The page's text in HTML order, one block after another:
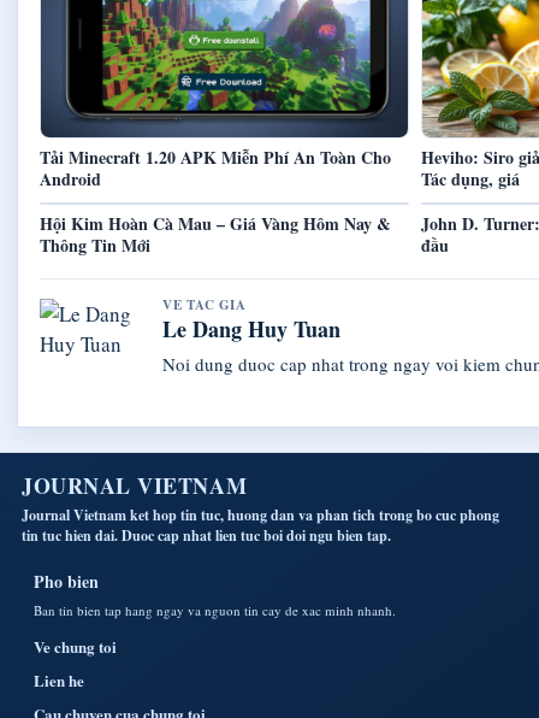
Tải Minecraft 1.20 APK Miễn Phí An Toàn Cho
Android
Heviho: Siro
Tác dụng, giá
Hội Kim Hoàn Cà Mau – Giá Vàng Hôm Nay &
Thông Tin Mới
John D.
đầu
VE TAC GIA
Le Dang Huy Tuan
Noi dung duoc cap nhat trong ngay voi kiem
JOURNAL VIETNAM
Journal Vietnam ket hop tin tuc, huong dan va phan tich trong bo cuc phong
tin tuc hien dai. Duoc cap nhat lien tuc boi doi ngu bien tap.
Pho bien
Ban tin bien tap hang ngay va nguon tin cay de xac minh nhanh.
Ve chung toi
Lien he